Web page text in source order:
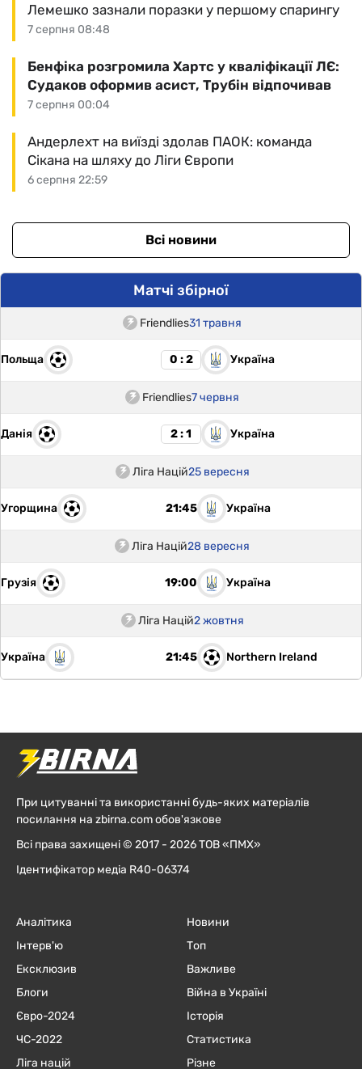
7 серпня 08:48
Лемешко зазнали поразки у першому спарингу
7 серпня 00:04
Бенфіка розгромила Хартс у кваліфікації ЛЄ:
Судаков оформив асист, Трубін відпочивав
6 серпня 22:59
Андерлехт на виїзді здолав ПАОК: команда
Сікана на шляху до Ліги Європи
Всі новини
Матчі збірної
Friendlies31 травня
Польща 0 : 2 Україна
Friendlies7 червня
Данія 2 : 1 Україна
Ліга Націй25 вересня
Угорщина 21:45 Україна
Ліга Націй28 вересня
Грузія 19:00 Україна
Ліга Націй2 жовтня
Україна 21:45 Northern Ireland
При цитуванні та використанні будь-яких матеріалів
посилання на zbirna.com обов'язкове
Всі права захищені © 2017 - 2026 ТОВ «ПМХ»
Ідентифікатор медіа R40-06374
Аналітика
Інтерв'ю
Ексклюзив
Блоги
Євро-2024
ЧC-2022
Ліга націй
Новини
Топ
Важливе
Війна в Україні
Історія
Статистика
Різне